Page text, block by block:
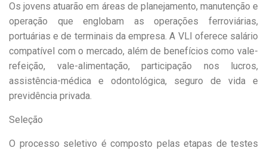
Os jovens atuarão em áreas de planejamento, manutenção e
operação que englobam as operações ferroviárias,
portuárias e de terminais da empresa. A VLI oferece salário
compatível com o mercado, além de benefícios como vale-
refeição, vale-alimentação, participação nos lucros,
assistência-médica e odontológica, seguro de vida e
previdência privada.
Seleção
O processo seletivo é composto pelas etapas de testes